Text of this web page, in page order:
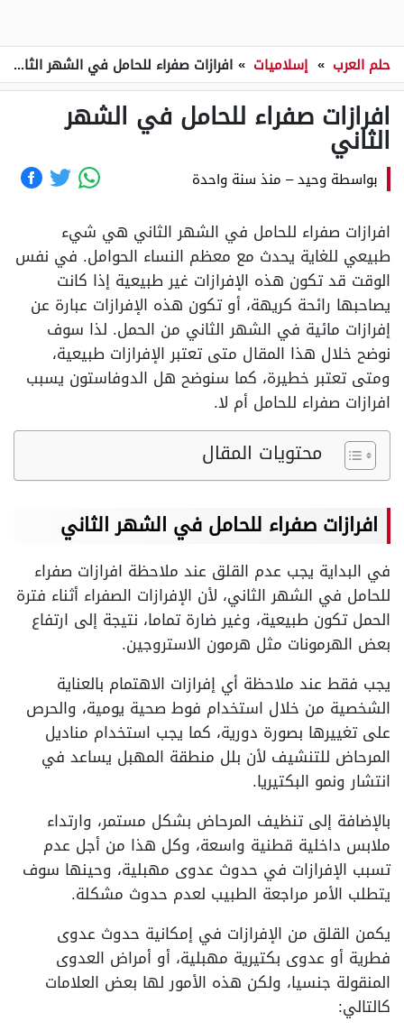
حلم العرب » إسلاميات » افرازات صفراء للحامل في الشهر الثاني
افرازات صفراء للحامل في الشهر
الثاني
بواسطة وحيد– منذ سنة واحدة
افرازات صفراء للحامل في الشهر الثاني هي شيء
طبيعي للغاية يحدث مع معظم النساء الحوامل. في نفس
الوقت قد تكون هذه الإفرازات غير طبيعية إذا كانت
يصاحبها رائحة كريهة، أو تكون هذه الإفرازات عبارة عن
إفرازات مائية في الشهر الثاني من الحمل. لذا سوف
نوضح خلال هذا المقال متى تعتبر الإفرازات طبيعية،
ومتى تعتبر خطيرة، كما سنوضح هل الدوفاستون يسبب
افرازات صفراء للحامل أم لا.
محتويات المقال
افرازات صفراء للحامل في الشهر الثاني
في البداية يجب عدم القلق عند ملاحظة افرازات صفراء
للحامل في الشهر الثاني، لأن الإفرازات الصفراء أثناء فترة
الحمل تكون طبيعية، وغير ضارة تماما، نتيجة إلى ارتفاع
بعض الهرمونات مثل هرمون الاستروجين.
يجب فقط عند ملاحظة أي إفرازات الاهتمام بالعناية
الشخصية من خلال استخدام فوط صحية يومية، والحرص
على تغييرها بصورة دورية، كما يجب استخدام مناديل
المرحاض للتنشيف لأن بلل منطقة المهبل يساعد في
انتشار ونمو البكتيريا.
بالإضافة إلى تنظيف المرحاض بشكل مستمر، وارتداء
ملابس داخلية قطنية واسعة، وكل هذا من أجل عدم
تسبب الإفرازات في حدوث عدوى مهبلية، وحينها سوف
يتطلب الأمر مراجعة الطبيب لعدم حدوث مشكلة.
يكمن القلق من الإفرازات في إمكانية حدوث عدوى
فطرية أو عدوى بكتيرية مهبلية، أو أمراض العدوى
المنقولة جنسيا، ولكن هذه الأمور لها بعض العلامات
كالتالي: